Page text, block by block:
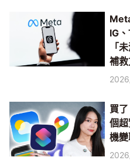
IG
「
補
買
個
機變